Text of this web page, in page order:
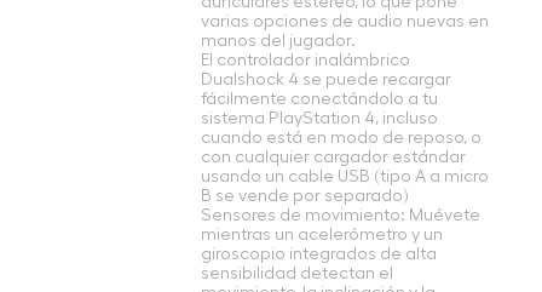
varias opciones de audio nuevas en
manos del jugador.
El controlador inalámbrico
Dualshock 4 se puede recargar
fácilmente conectándolo a tu
sistema PlayStation 4, incluso
cuando está en modo de reposo, o
con cualquier cargador estándar
usando un cable USB (tipo A a micro
B se vende por separado)
Sensores de movimiento: Muévete
mientras un acelerómetro y un
giroscopio integrados de alta
sensibilidad detectan el